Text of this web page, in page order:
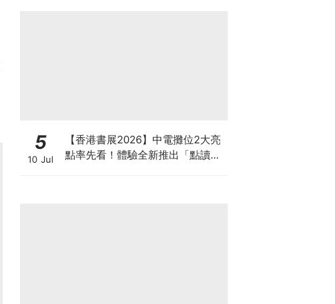
5
10 Jul
【香港書展2026】中電攤位2大亮
點率先看！體驗全新推出「點讀故